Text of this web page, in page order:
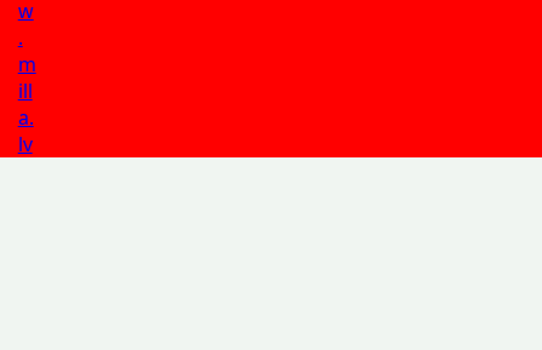
w
.
m
ill
a.
lv